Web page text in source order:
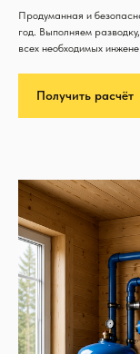
Продуманная и
год. Выполняем
всех необходимых
Получить расчёт